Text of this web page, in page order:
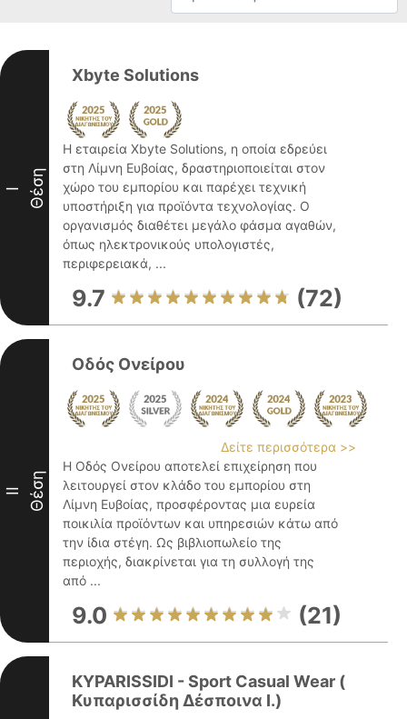
I Θέση
Xbyte Solutions
Η εταιρεία Xbyte Solutions, η οποία εδρεύει
στη Λίμνη Ευβοίας, δραστηριοποιείται στον
χώρο του εμπορίου και παρέχει τεχνική
υποστήριξη για προϊόντα τεχνολογίας. Ο
οργανισμός διαθέτει μεγάλο φάσμα αγαθών,
όπως ηλεκτρονικούς υπολογιστές,
περιφερειακά, ...
9.7 (72)
II Θέση
Οδός Ονείρου
Δείτε περισσότερα >>
Η Οδός Ονείρου αποτελεί επιχείρηση που
λειτουργεί στον κλάδο του εμπορίου στη
Λίμνη Ευβοίας, προσφέροντας μια ευρεία
ποικιλία προϊόντων και υπηρεσιών κάτω από
την ίδια στέγη. Ως βιβλιοπωλείο της
περιοχής, διακρίνεται για τη συλλογή της
από ...
9.0 (21)
KYPARISSIDI - Sport Casual Wear (
Κυπαρισσίδη Δέσποινα Ι.)